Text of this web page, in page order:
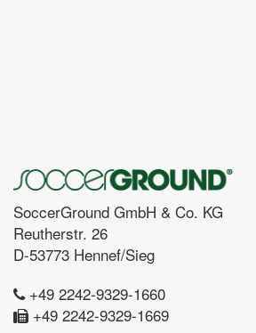
SoccerGround GmbH & Co. KG
Reutherstr. 26
D-53773 Hennef/Sieg
+49 2242-9329-1660
+49 2242-9329-1669